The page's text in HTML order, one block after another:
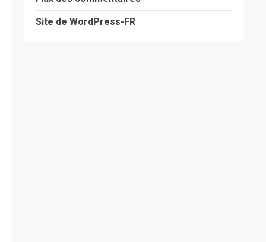
Site de WordPress-FR